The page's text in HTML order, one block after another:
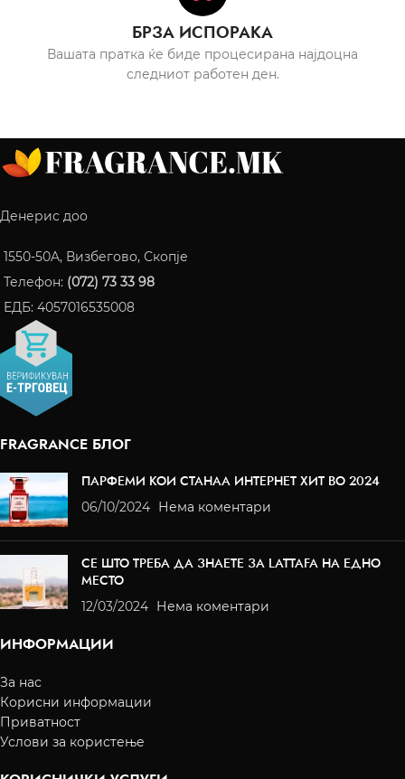
БРЗА ИСПОРАКА
Вашата пратка ќе биде процесирана најдоцна
следниот работен ден.
Денерис доо
1550-50A, Визбегово, Скопје
Телефон: (072) 73 33 98
ЕДБ: 4057016535008
FRAGRANCE БЛОГ
ПАРФЕМИ КОИ СТАНАА ИНТЕРНЕТ ХИТ ВО 2024
06/10/2024 Нема коментари
СЕ ШТО ТРЕБА ДА ЗНАЕТЕ ЗА LATTAFA НА ЕДНО
МЕСТО
12/03/2024 Нема коментари
ИНФОРМАЦИИ
За нас
Корисни информации
Приватност
Услови за користење